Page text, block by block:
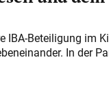
IBA-Beteiligung im
In der